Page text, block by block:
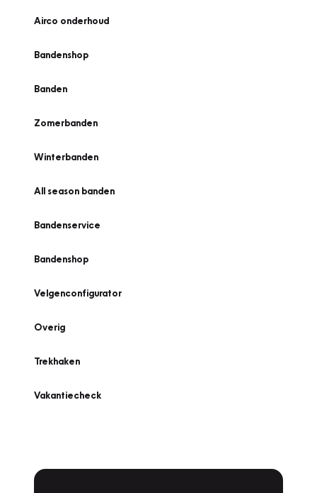
Airco onderhoud
Bandenshop
Banden
Zomerbanden
Winterbanden
All season banden
Bandenservice
Bandenshop
Velgenconfigurator
Overig
Trekhaken
Vakantiecheck